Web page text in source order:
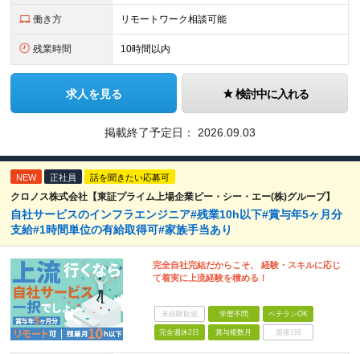
働き方 リモートワーク相談可能
残業時間 10時間以内
求人を見る 検討中に入れる
掲載終了予定日： 2026.09.03
NEW 正社員 話を聞きたい応募可
クロノス株式会社【東証プライム上場企業ピー・シー・エー(株)グループ】
自社サービスのインフラエンジニア#残業10h以下#賞与年5ヶ月分
支給#1時間単位の有給取得可#家族手当あり
完全自社完結だからこそ、 経験・スキルに応じ
て着実に上流経験を積める！
未経験歓迎 学歴不問 ベテランOK
完全週休2日 賞与複数月 面接1回